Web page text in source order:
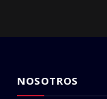
NOSOTROS